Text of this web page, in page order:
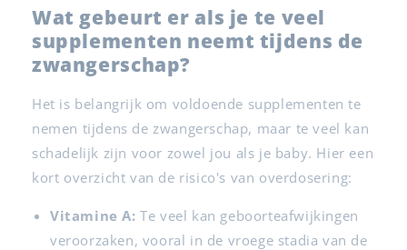
Wat gebeurt er als je te veel
supplementen neemt tijdens de
zwangerschap?
Het is belangrijk om voldoende supplementen te
nemen tijdens de zwangerschap, maar te veel kan
schadelijk zijn voor zowel jou als je baby. Hier een
kort overzicht van de risico's van overdosering:
Vitamine A: Te veel kan geboorteafwijkingen
veroorzaken, vooral in de vroege stadia van de